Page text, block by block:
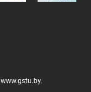
www.gstu.by.